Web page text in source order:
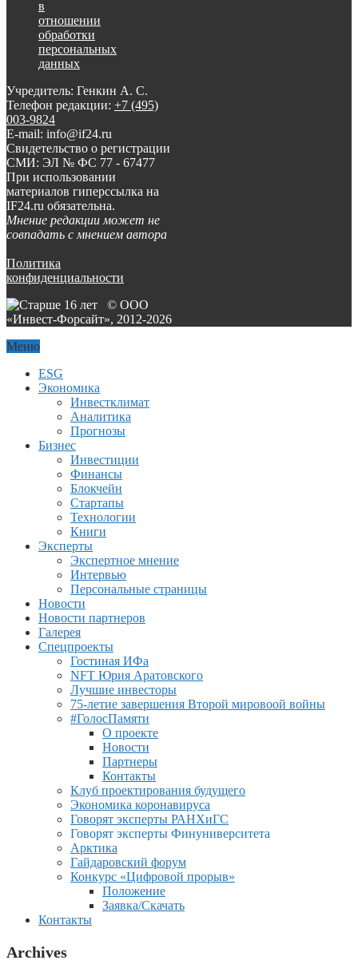
в
отношении
обработки
персональных
данных
Учредитель: Генкин А. С.
Телефон редакции: +7 (495)
003-9824
E-mail: info@if24.ru
Свидетельство о регистрации
СМИ: ЭЛ № ФС 77 - 67477
При использовании
материалов гиперссылка на
IF24.ru обязательна.
Мнение редакции может не
совпадать с мнением автора
Политика
конфиденциальности
© ООО
«Инвест-Форсайт», 2012-2026
Меню
ESG
Экономика
Инвестклимат
Аналитика
Прогнозы
Бизнес
Инвестиции
Финансы
Блокчейн
Стартапы
Технологии
Книги
Эксперты
Экспертное мнение
Интервью
Персональные страницы
Новости
Новости партнеров
Галерея
Спецпроекты
Гостиная ИФа
NFT Юрия Аратовского
Лучшие инвесторы
75-летие завершения Второй мировоой войны
#ГолосПамяти
О проекте
Новости
Партнеры
Контакты
Клуб проектирования будущего
Экономика коронавируса
Говорят эксперты РАНХиГС
Говорят эксперты Финуниверситета
Арктика
Гайдаровский форум
Конкурс «Цифровой прорыв»
Положение
Заявка/Скачать
Контакты
Archives